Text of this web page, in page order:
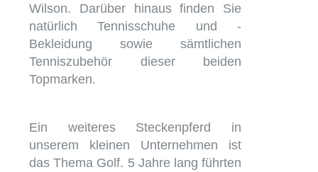
Wilson. Darüber hinaus finden Sie
natürlich Tennisschuhe und -
Bekleidung sowie sämtlichen
Tenniszubehör dieser beiden
Topmarken.
Ein weiteres Steckenpferd in
unserem kleinen Unternehmen ist
das Thema Golf. 5 Jahre lang führten